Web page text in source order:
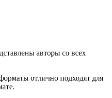
авторы со всех
отлично подходят для